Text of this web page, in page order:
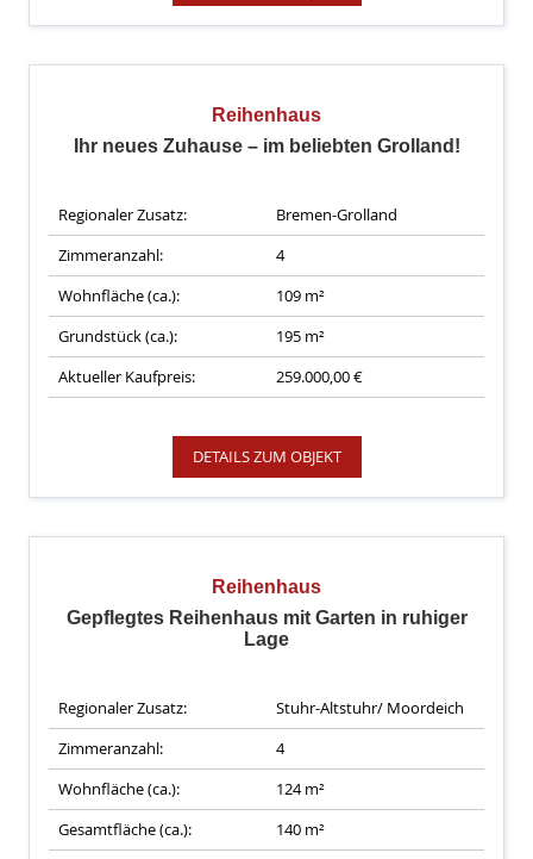
Reihenhaus
Ihr neues Zuhause – im beliebten Grolland!
Regionaler Zusatz:
Bremen-Grolland
Zimmeranzahl:
4
Wohnfläche (ca.):
109 m²
Grundstück (ca.):
195 m²
Aktueller Kaufpreis:
259.000,00 €
DETAILS ZUM OBJEKT
Reihenhaus
Gepflegtes Reihenhaus mit Garten in ruhiger
Lage
Regionaler Zusatz:
Stuhr-Altstuhr/ Moordeich
Zimmeranzahl:
4
Wohnfläche (ca.):
124 m²
Gesamtfläche (ca.):
140 m²